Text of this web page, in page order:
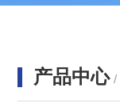
产品中心 /